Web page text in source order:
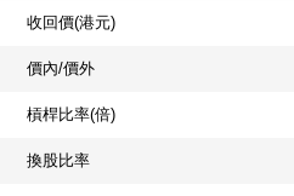
收回價(港元)
價內/價外
槓桿比率(倍)
換股比率